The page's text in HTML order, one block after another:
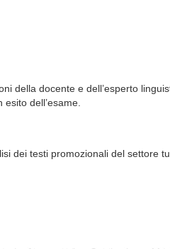
della docente e dell’esperto
dell’esame.
dei testi promozionali del settore